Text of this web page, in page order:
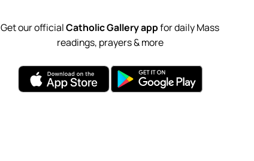
Get our officialCatholic Gallery appfor daily Mass
readings, prayers & more